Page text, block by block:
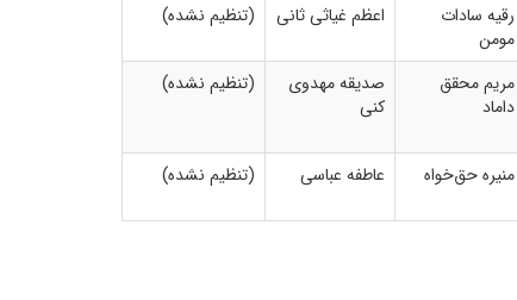
رقیه سادات
مومن
اعظم غیاثی ثانی (تنظیم نشده)
مریم محقق
داماد
صدیقه مهدوی
کنی
(تنظیم نشده)
منیره حق‌خواه عاطفه عباسی (تنظیم نشده)